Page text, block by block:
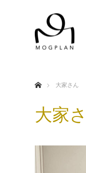
大家さん
大家